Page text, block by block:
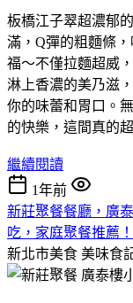
板橋江子翠超濃郁
滿，Q彈的粗麵條
福～不僅拉麵超威，
淋上香濃的美乃滋
你的味蕾和胃口。
的快樂，這間真的
繼續閱讀
1年前
新莊聚餐餐廳，廣
吃，家庭聚餐推薦！
新北市美食 美味食